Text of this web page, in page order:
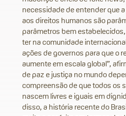
necessidade de entender que
aos direitos humanos são
parâmetros bem
ter na comunidade
ações de governos para que o
aumente em escala global”,
de paz e justiça no mundo
compreensão de que todos os
nascem livres e iguais em
disso, a história recente do